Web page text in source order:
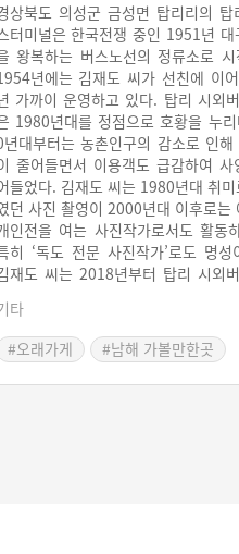
상북도 의성군 금성면 탑리리의 탑
터미널은 한국전쟁 중인 1951년 대
왕복하는 버스노선의 정류소로 시
년에는 김재도 씨가 선친에 이
가까이 운영하고 있다. 탑리 시외
1980년대를 정점으로 호황을 누
대부터는 농촌인구의 감소로 인해
줄어들면서 이용객도 급감하여 사
들었다. 김재도 씨는 1980년대 취
던 사진 촬영이 2000년대 이후로는
인전을 여는 사진작가로서도 활동
히 ‘독도 전문 사진작가’로도 명성
재도 씨는 2018년부터 탑리 시외
으로 꾸며서 ‘해암 김재도 갤러리’로
다.
타
#오래가게
#남해 가볼만한곳